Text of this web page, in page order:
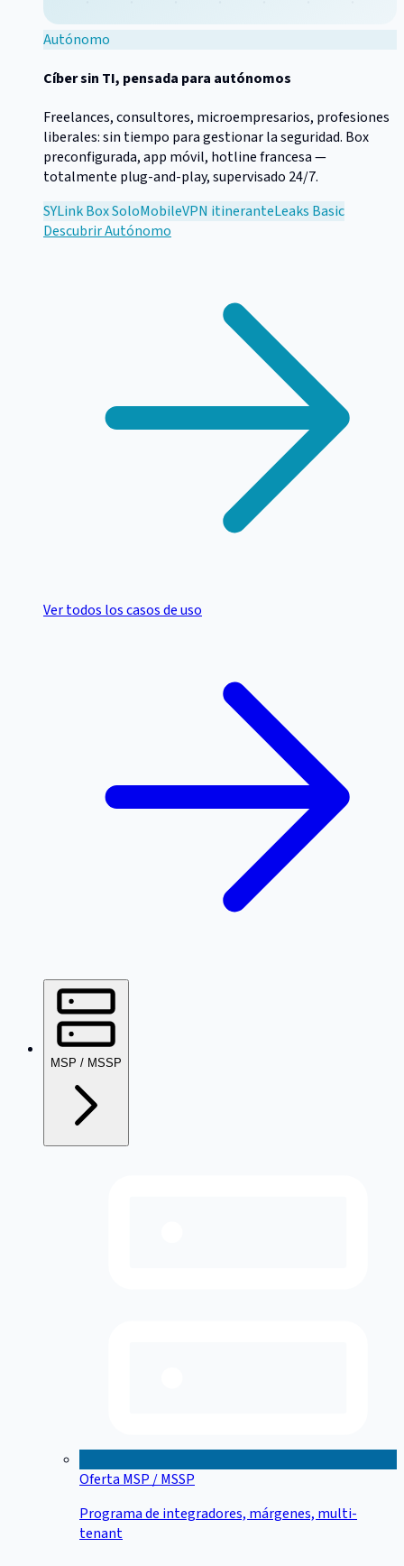
Autónomo
Cíber sin TI, pensada para autónomos
Freelances, consultores, microempresarios, profesiones
liberales: sin tiempo para gestionar la seguridad. Box
preconfigurada, app móvil, hotline francesa —
totalmente plug-and-play, supervisado 24/7.
SYLink Box SoloMobileVPN itineranteLeaks Basic
DescubrirAutónomo
Ver todos los casos de uso
MSP / MSSP
Oferta MSP / MSSP
Programa de integradores, márgenes, multi-
tenant